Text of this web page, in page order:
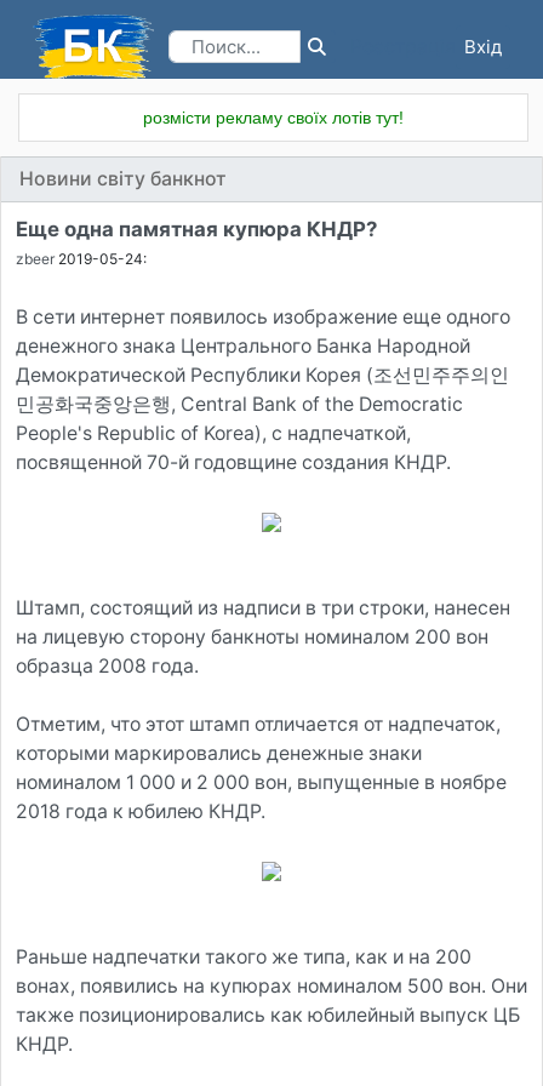
Вхід
розмісти рекламу своїх лотів тут!
Новини світу банкнот
Еще одна памятная купюра КНДР?
zbeer 2019-05-24:
В сети интернет появилось изображение еще одного
денежного знака Центрального Банка Народной
Демократической Республики Корея (조선민주주의인
민공화국중앙은행, Central Bank of the Democratic
People's Republic of Korea), с надпечаткой,
посвященной 70-й годовщине создания КНДР.
Штамп, состоящий из надписи в три строки, нанесен
на лицевую сторону банкноты номиналом 200 вон
образца 2008 года.
Отметим, что этот штамп отличается от надпечаток,
которыми маркировались денежные знаки
номиналом 1 000 и 2 000 вон, выпущенные в ноябре
2018 года к юбилею КНДР.
Раньше надпечатки такого же типа, как и на 200
вонах, появились на купюрах номиналом 500 вон. Они
также позиционировались как юбилейный выпуск ЦБ
КНДР.